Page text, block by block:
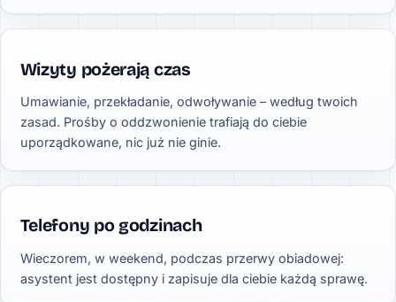
Wizyty pożerają czas
Umawianie, przekładanie, odwoływanie – według twoich
zasad. Prośby o oddzwonienie trafiają do ciebie
uporządkowane, nic już nie ginie.
Telefony po godzinach
Wieczorem, w weekend, podczas przerwy obiadowej:
asystent jest dostępny i zapisuje dla ciebie każdą sprawę.